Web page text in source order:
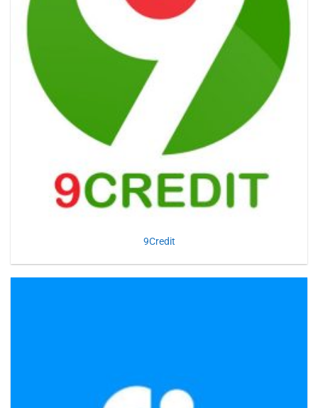
9Credit